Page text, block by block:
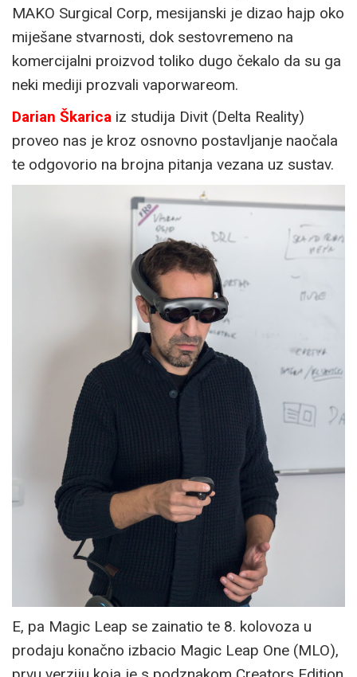
MAKO Surgical Corp, mesijanski je dizao hajp oko
miješane stvarnosti, dok sestovremeno na
komercijalni proizvod toliko dugo čekalo da su ga
neki mediji prozvali vaporwareom.
Darian Škarica iz studija Divit (Delta Reality)
proveo nas je kroz osnovno postavljanje naočala
te odgovorio na brojna pitanja vezana uz sustav.
E, pa Magic Leap se zainatio te 8. kolovoza u
prodaju konačno izbacio Magic Leap One (MLO),